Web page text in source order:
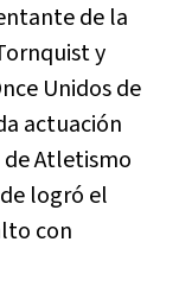
de la
y
Unidos de
actuación
Atletismo
logró el
con